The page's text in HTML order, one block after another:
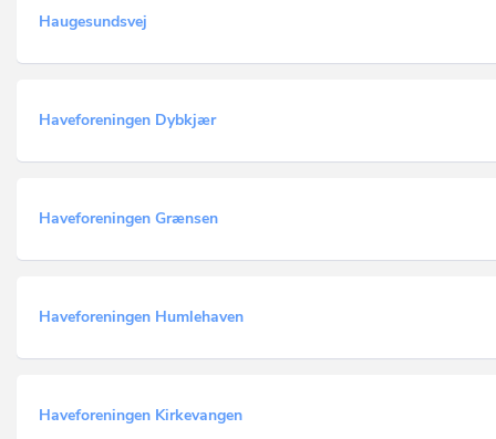
Haugesundsvej
Haveforeningen Dybkjær
Haveforeningen Grænsen
Haveforeningen Humlehaven
Haveforeningen Kirkevangen